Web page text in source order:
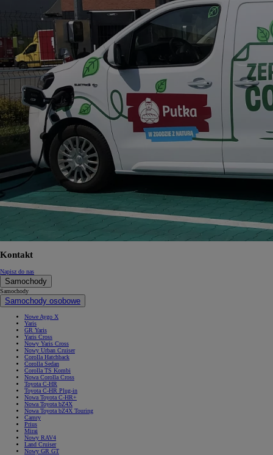
Kontakt
Napisz do nas
Samochody
Samochody
Samochody osobowe
Nowe Aygo X
Yaris
GR Yaris
Yaris Cross
Nowy Yaris Cross
Nowy Urban Cruiser
Corolla Hatchback
Corolla Sedan
Corolla TS Kombi
Nowa Corolla Cross
Toyota C-HR
Toyota C-HR Plug-in
Nowa Toyota C-HR+
Nowa Toyota bZ4X
Nowa Toyota bZ4X Touring
Camry
Prius
Mirai
Nowy RAV4
Land Cruiser
Nowy GR GT